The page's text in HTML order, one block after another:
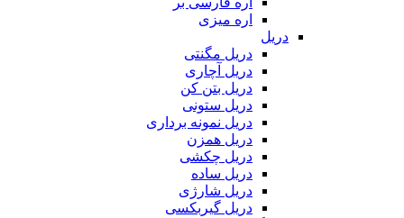
اره میزی
دریل
دریل مگنتی
دریل آچاری
دریل بتن کن
دریل ستونی
دریل نمونه برداری
دریل همزن
دریل چکشی
دریل ساده
دریل شارژی
دریل گیربکسی